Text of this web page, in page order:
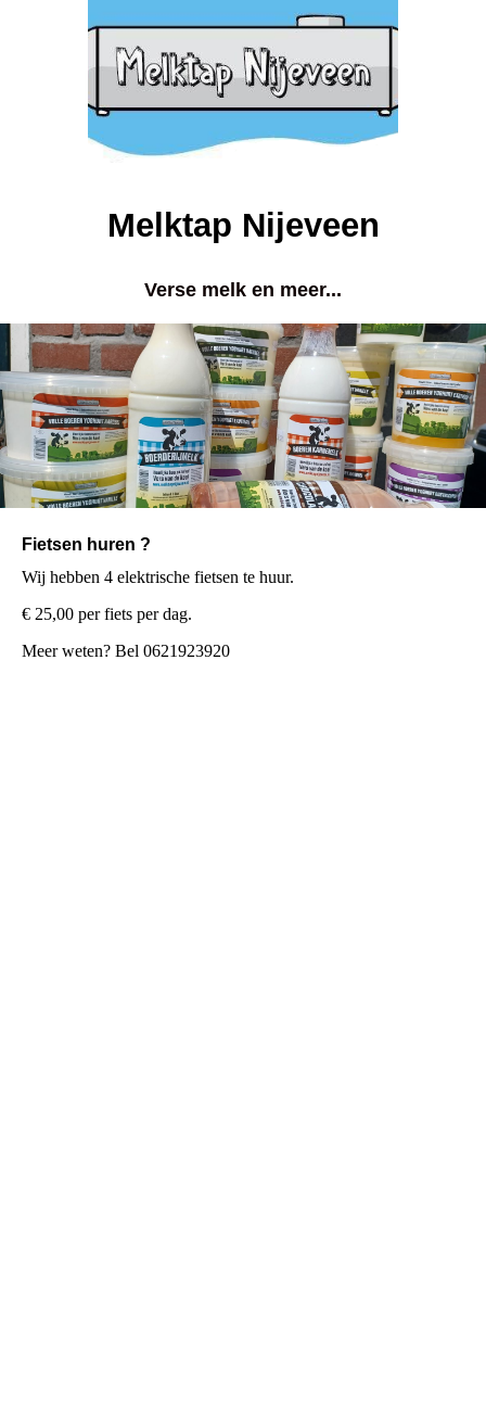
Melktap Nijeveen
Verse melk en meer...
Fietsen huren ?
Wij hebben 4 elektrische fietsen te huur.
€ 25,00 per fiets per dag.
Meer weten? Bel 0621923920